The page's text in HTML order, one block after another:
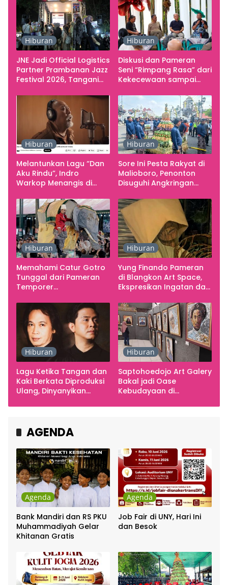
Hiburan
JNE Jadi Official Logistics
Partner Prambanan Jazz
Festival 2026, Tangani
Kebutuhan Konser
Hiburan
Diskusi dan Pameran
Seni “Rimpang Rasa” dari
Kekecewaan sampai
Yogyakarta sebagai
Pusat Pergerakan Seni
Rupa Indonesia
Hiburan
Melantunkan Lagu “Dan
Aku Rindu”, Indro
Warkop Menangis di
Hiburan
Sore Ini Pesta Rakyat di
Malioboro, Penonton
Disuguhi Angkringan
Hiburan
Memahami Catur Gotro
Tunggal dari Pameran
Temporer
Hiburan
Yung Finando Pameran
di Blangkon Art Space,
Ekspresikan Ingatan dan
Hiburan
Lagu Ketika Tangan dan
Kaki Berkata Diproduksi
Ulang, Dinyanyikan
Chrisye
Hiburan
Saptohoedojo Art Galery
Bakal jadi Oase
Kebudayaan di
AGENDA
Agenda
Bank Mandiri dan RS PKU
Muhammadiyah Gelar
Khitanan Gratis
Agenda
Job Fair di UNY, Hari Ini
dan Besok